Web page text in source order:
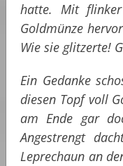
hatte. Mit
Goldmünze
Wie sie glitzerte!
Ein Gedanke
diesen Topf voll
am Ende gar
Angestrengt
Leprechaun an